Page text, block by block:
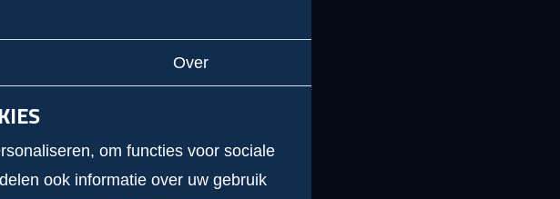
Over
om functies voor sociale
ook informatie over uw gebruik